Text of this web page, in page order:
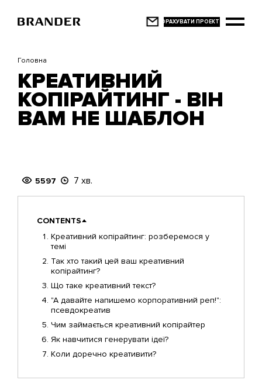
основного
Головна
КРЕАТИВНИЙ
КОПІРАЙТИНГ - ВІН
ВАМ НЕ ШАБЛОН
5597 7 хв.
CONTENTS
Креативний копірайтинг: розберемося у
темі
Так хто такий цей ваш креативний
копірайтинг?
Що таке креативний текст?
"А давайте напишемо корпоративний реп!":
псевдокреатив
Чим займається креативний копірайтер
Як навчитися генерувати ідеї?
Коли доречно креативити?